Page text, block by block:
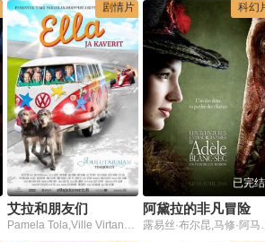
剧情片
艾拉和朋友们
Pamela Tola,Ville Virtanen,Eero Milonoff,Armi Toivanen
科幻
已完结
阿黛拉的非凡冒险
露易丝·布尔昆,马